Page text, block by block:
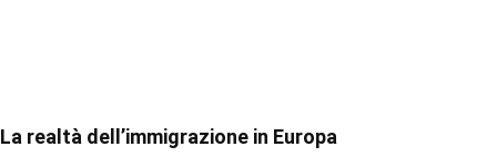
La realtà dell’immigrazione in Europa